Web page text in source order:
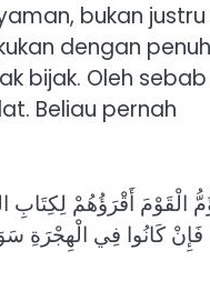
bukan justru
dengan penuh
bijak. Oleh sebab
Beliau pernah
الْقَوْمَ أَقْرَؤُهُمْ لِكِتَابِ
فَإِنْ كَانُوا فِي الْهِجْرَةِ